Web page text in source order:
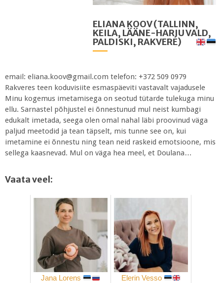
ELIANA KOOV (TALLINN,
KEILA, LÄÄNE-HARJU VALD,
PALDISKI, RAKVERE)
email: eliana.koov@gmail.com telefon: +372 509 0979
Rakveres teen koduvisiite esmaspäeviti vastavalt vajadusele
Minu kogemus imetamisega on seotud tütarde tulekuga minu
ellu. Sarnastel põhjustel ei õnnestunud mul neist kumbagi
edukalt imetada, seega olen omal nahal läbi proovinud väga
paljud meetodid ja tean täpselt, mis tunne see on, kui
imetamine ei õnnestu ning tean neid raskeid emotsioone, mis
sellega kaasnevad. Mul on väga hea meel, et Doulana…
Vaata veel:
Jana Lorens Elerin Vesso